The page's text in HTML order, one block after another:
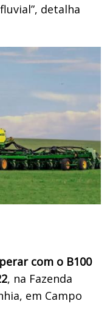
detalha
com o B100
, na Fazenda
em Campo